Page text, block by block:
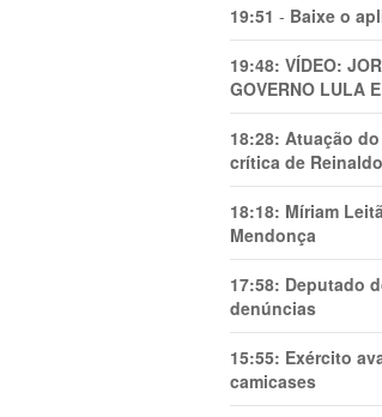
19:51 - Baixe o
19:48: VÍDEO:
GOVERNO LULA
18:28: Atuação
crítica de
18:18: Míriam
Mendonça
17:58: Deputado
denúncias
15:55: Exército
camicases